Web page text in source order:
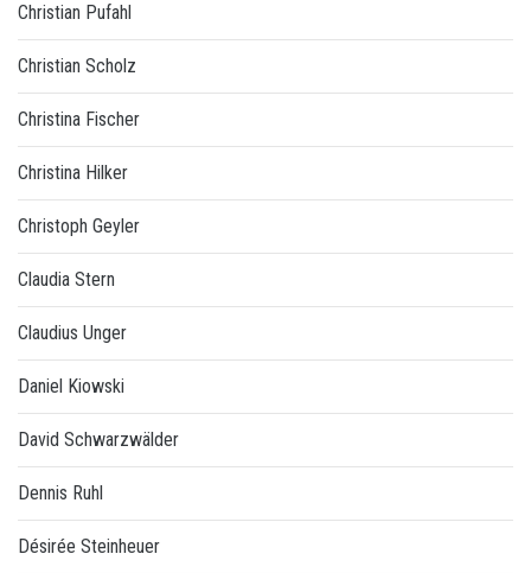
Christian Pufahl
Christian Scholz
Christina Fischer
Christina Hilker
Christoph Geyler
Claudia Stern
Claudius Unger
Daniel Kiowski
David Schwarzwälder
Dennis Ruhl
Désirée Steinheuer